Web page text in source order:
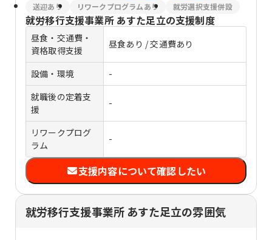
送迎あり
リワークプログラムあり 就労選択支援併設
就労移行支援事業所 あすた足立の支援制度
昼食・交通費・
資格取得支援
昼食あり / 交通費あり
設備・環境
-
就職後の定着支
援
-
リワークプログ
ラム
-
支援内容について確認したい
就労移行支援事業所 あすた足立の雰囲気